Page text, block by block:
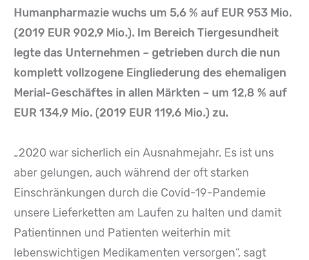
Humanpharmazie wuchs um 5,6 % auf EUR 953 Mio.
(2019 EUR 902,9 Mio.). Im Bereich Tiergesundheit
legte das Unternehmen – getrieben durch die nun
komplett vollzogene Eingliederung des ehemaligen
Merial-Geschäftes in allen Märkten – um 12,8 % auf
EUR 134,9 Mio. (2019 EUR 119,6 Mio.) zu.
„2020 war sicherlich ein Ausnahmejahr. Es ist uns
aber gelungen, auch während der oft starken
Einschränkungen durch die Covid-19-Pandemie
unsere Lieferketten am Laufen zu halten und damit
Patientinnen und Patienten weiterhin mit
lebenswichtigen Medikamenten versorgen“, sagt